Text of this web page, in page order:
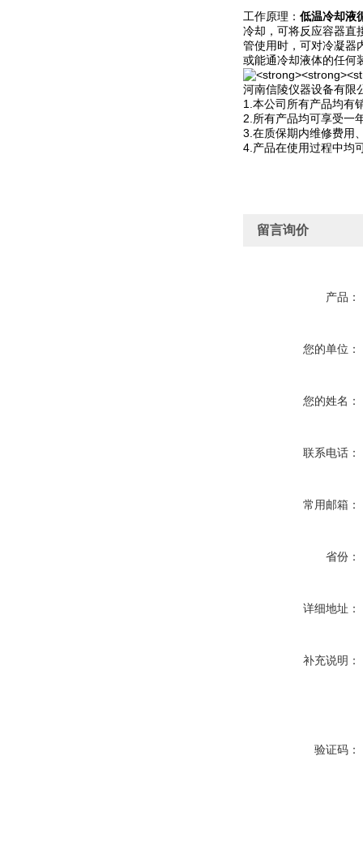
工作原理： 低温冷却液
冷却，可将反应容器直
管使用时，可对冷凝器
或能通冷却液体的任何
河南信陵仪器设备有限
1.本公司所有产品均有
2.所有产品均可享受一
3.在质保期内维修费用
4.产品在使用过程中均
留言询价
产品：
您的单位：
您的姓名：
联系电话：
常用邮箱：
省份：
详细地址：
补充说明：
验证码：